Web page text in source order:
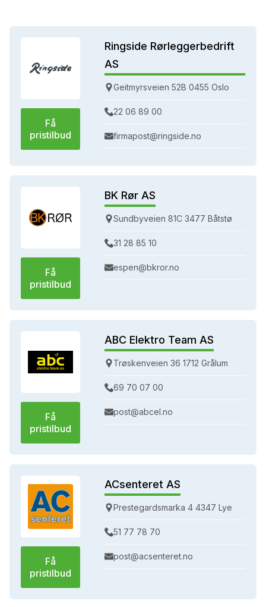
Få
pristilbud
Ringside Rørleggerbedrift
AS
Geitmyrsveien 52B 0455 Oslo
22 06 89 00
firmapost@ringside.no
Få
pristilbud
BK Rør AS
Sundbyveien 81C 3477 Båtstø
31 28 85 10
espen@bkror.no
Få
pristilbud
ABC Elektro Team AS
Trøskenveien 36 1712 Grålum
69 70 07 00
post@abcel.no
Få
pristilbud
ACsenteret AS
Prestegardsmarka 4 4347 Lye
51 77 78 70
post@acsenteret.no